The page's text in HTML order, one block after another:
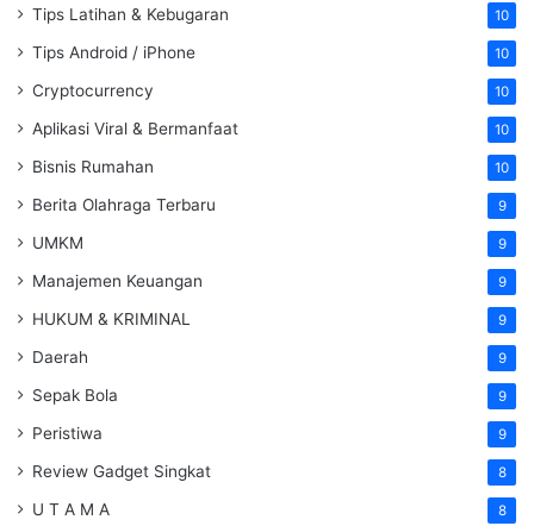
Tips Latihan & Kebugaran 10
Tips Android / iPhone 10
Cryptocurrency 10
Aplikasi Viral & Bermanfaat 10
Bisnis Rumahan 10
Berita Olahraga Terbaru 9
UMKM 9
Manajemen Keuangan 9
HUKUM & KRIMINAL 9
Daerah 9
Sepak Bola 9
Peristiwa 9
Review Gadget Singkat 8
U T A M A 8